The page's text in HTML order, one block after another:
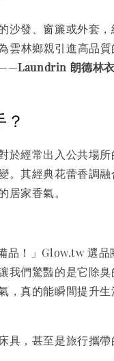
沙發、窗簾或外套，
雲林鄉親引進高品
——Laundrin 朗德林
於經常出入公共場所
。其經典花蕾香調融
家香氣。
品！」Glow.tw 選品
我們驚豔的是它除臭
，真的能瞬間提升生
具，甚至是旅行攜帶